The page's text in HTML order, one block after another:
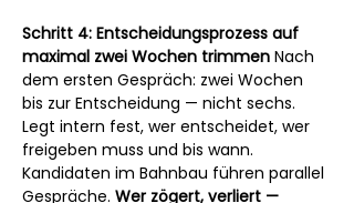
Schritt 4: Entscheidungsprozess auf
maximal zwei Wochen trimmen Nach
dem ersten Gespräch: zwei Wochen
bis zur Entscheidung — nicht sechs.
Legt intern fest, wer entscheidet, wer
freigeben muss und bis wann.
Kandidaten im Bahnbau führen parallel
Gespräche. Wer zögert, verliert —